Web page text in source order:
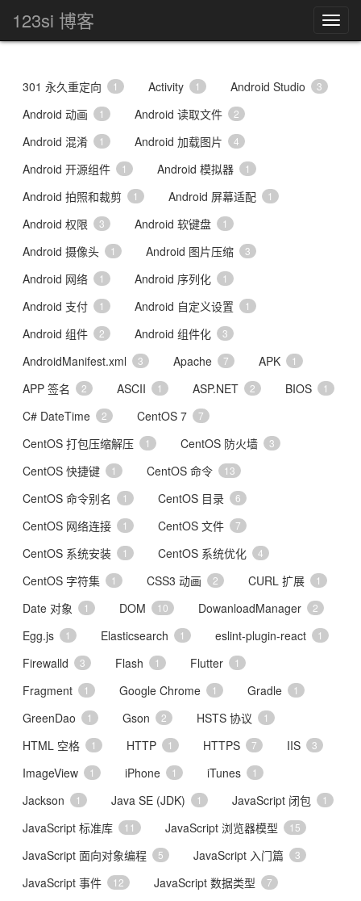
123si 博客
301 永久重定向 1 Activity 1 Android Studio 3
Android 动画 1 Android 读取文件 2
Android 混淆 1 Android 加载图片 4
Android 开源组件 1 Android 模拟器 1
Android 拍照和裁剪 1 Android 屏幕适配 1
Android 权限 3 Android 软键盘 1
Android 摄像头 1 Android 图片压缩 3
Android 网络 1 Android 序列化 1
Android 支付 1 Android 自定义设置 1
Android 组件 2 Android 组件化 3
AndroidManifest.xml 3 Apache 7 APK 1
APP 签名 2 ASCII 1 ASP.NET 2 BIOS 1
C# DateTime 2 CentOS 7 7
CentOS 打包压缩解压 1 CentOS 防火墙 3
CentOS 快捷键 1 CentOS 命令 13
CentOS 命令别名 1 CentOS 目录 6
CentOS 网络连接 1 CentOS 文件 7
CentOS 系统安装 1 CentOS 系统优化 4
CentOS 字符集 1 CSS3 动画 2 CURL 扩展 1
Date 对象 1 DOM 10 DowanloadManager 2
Egg.js 1 Elasticsearch 1 eslint-plugin-react 1
Firewalld 3 Flash 1 Flutter 1
Fragment 1 Google Chrome 1 Gradle 1
GreenDao 1 Gson 2 HSTS 协议 1
HTML 空格 1 HTTP 1 HTTPS 7 IIS 3
ImageView 1 iPhone 1 iTunes 1
Jackson 1 Java SE (JDK) 1 JavaScript 闭包 1
JavaScript 标准库 11 JavaScript 浏览器模型 15
JavaScript 面向对象编程 5 JavaScript 入门篇 3
JavaScript 事件 12 JavaScript 数据类型 7